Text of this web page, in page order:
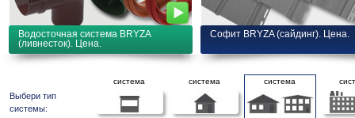
Водосточная система BRYZA
(ливнесток). Цена.
Софит BRYZA (сайдинг). Цена.
Выбери тип
системы:
система система система